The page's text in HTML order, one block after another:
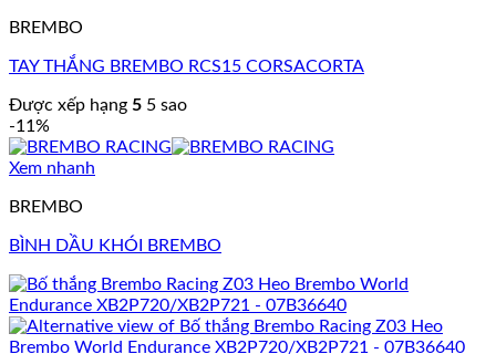
BREMBO
TAY THẮNG BREMBO RCS15 CORSACORTA
Được xếp hạng 5 5 sao
-11%
Xem nhanh
BREMBO
BÌNH DẦU KHÓI BREMBO